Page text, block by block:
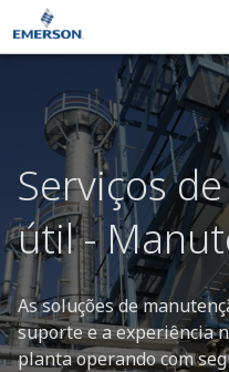
Serviços
útil -
As soluções de
suporte e a experiência
planta operando com